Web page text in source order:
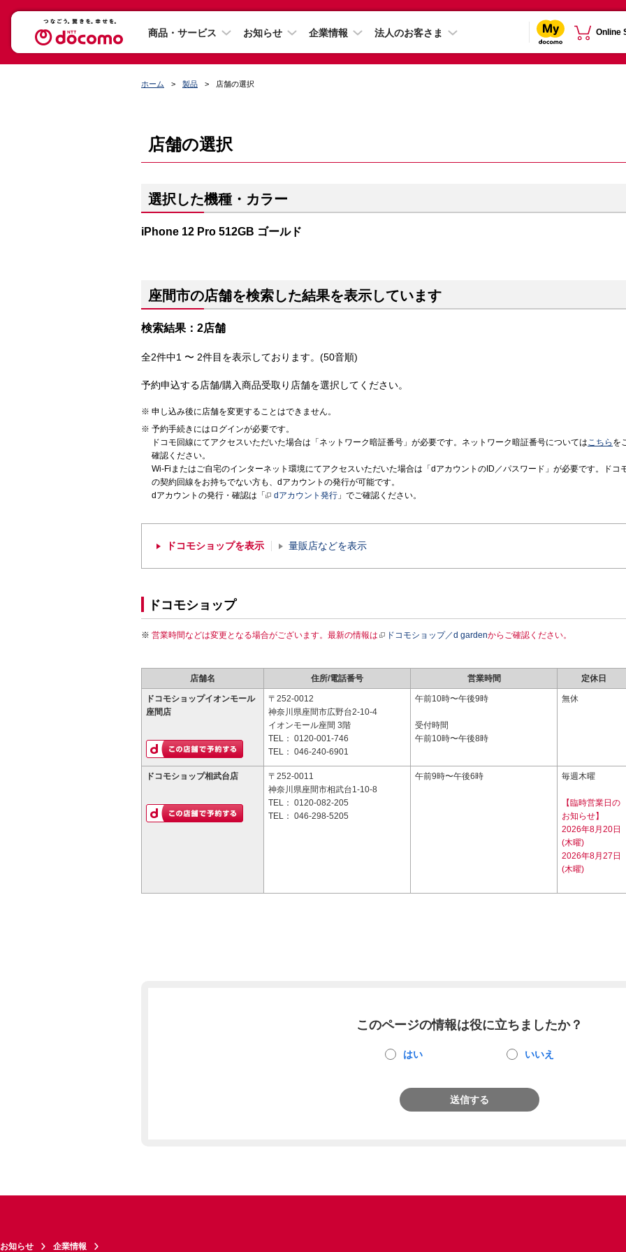
商品・サービス お知らせ 企業情報 法人のお客さま Online
ホーム 製品 店舗の選択
店舗の選択
選択した機種・カラー
iPhone 12 Pro 512GB ゴールド
座間市の店舗を検索した結果を表示しています
検索結果：2店舗
全2件中1 〜 2件目を表示しております。(50音順)
予約申込する店舗/購入商品受取り店舗を選択してください。
申し込み後に店舗を変更することはできません。
予約手続きにはログインが必要です。
ドコモ回線にてアクセスいただいた場合は「ネットワーク暗証番号」が必要です。ネットワーク暗証番号についてはこちら を
確認ください。
Wi-Fiまたはご自宅のインターネット環境にてアクセスいただいた場合は「dアカウントのID／パスワード」が必要です。ドコ
の契約回線をお持ちでない方も、dアカウントの発行が可能です。
dアカウントの発行・確認は「
dアカウント発行 」でご確認ください。
ドコモショップを表示 量販店などを表示
ドコモショップ
営業時間などは変更となる場合がございます。最新の情報は ドコモショップ／d gardenからご確認ください。
店舗名 住所/電話番号 営業時間 定休日
ドコモショップイオンモール
座間店
〒252-0012
神奈川県座間市広野台2-10-4
イオンモール座間 3階
TEL： 0120-001-746
TEL： 046-240-6901
午前10時〜午後9時
受付時間
午前10時〜午後8時
無休
ドコモショップ相武台店
〒252-0011
神奈川県座間市相武台1-10-8
TEL： 0120-082-205
TEL： 046-298-5205
午前9時〜午後6時 毎週木曜
【臨時営業日の
お知らせ】
2026年8月20日
(木曜)
2026年8月27日
(木曜)
このページの情報は役に立ちましたか？
はい いいえ
送信する
お知らせ 企業情報